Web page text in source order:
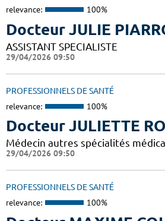
relevance: 100%
Docteur JULIE
ASSISTANT SPECIALISTE
29/04/2026 09:50
PROFESSIONNELS DE SANTÉ
relevance: 100%
Docteur JULIETTE
Médecin autres spécialités
29/04/2026 09:50
PROFESSIONNELS DE SANTÉ
relevance: 100%